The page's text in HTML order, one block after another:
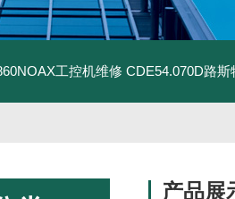
工控机维修 CDE54.070D路
产品展